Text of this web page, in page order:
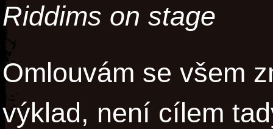
Riddims on stage
Omlouvám se všem
výklad, není cílem